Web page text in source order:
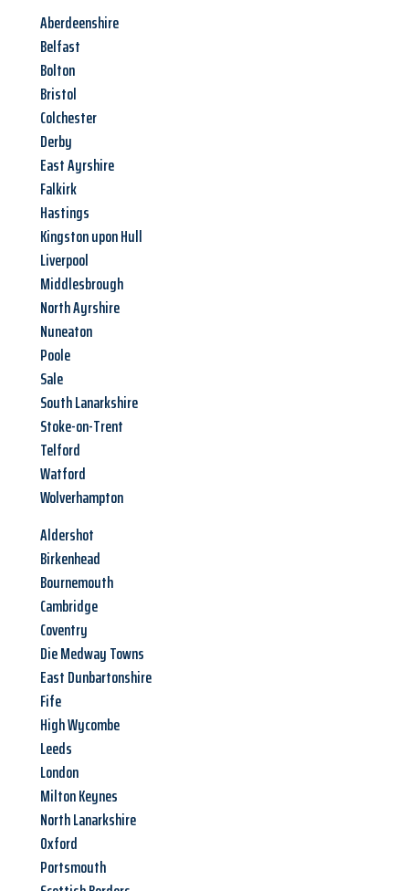
Aberdeenshire
Belfast
Bolton
Bristol
Colchester
Derby
East Ayrshire
Falkirk
Hastings
Kingston upon Hull
Liverpool
Middlesbrough
North Ayrshire
Nuneaton
Poole
Sale
South Lanarkshire
Stoke-on-Trent
Telford
Watford
Wolverhampton
Aldershot
Birkenhead
Bournemouth
Cambridge
Coventry
Die Medway Towns
East Dunbartonshire
Fife
High Wycombe
Leeds
London
Milton Keynes
North Lanarkshire
Oxford
Portsmouth